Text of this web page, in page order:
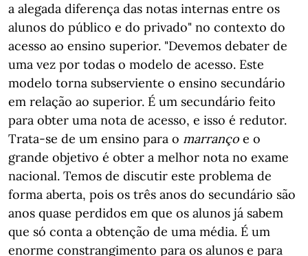
a alegada diferença das notas internas entre os
alunos do público e do privado" no contexto do
acesso ao ensino superior. "Devemos debater de
uma vez por todas o modelo de acesso. Este
modelo torna subserviente o ensino secundário
em relação ao superior. É um secundário feito
para obter uma nota de acesso, e isso é redutor.
Trata-se de um ensino para o marranço e o
grande objetivo é obter a melhor nota no exame
nacional. Temos de discutir este problema de
forma aberta, pois os três anos do secundário são
anos quase perdidos em que os alunos já sabem
que só conta a obtenção de uma média. É um
enorme constrangimento para os alunos e para